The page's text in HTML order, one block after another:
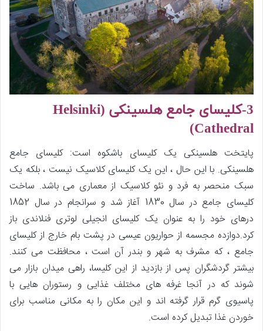
3-کلیسای جامع هلسینکی (
Helsinki
Cathedral
)
پایتخت هلسینکی یک کلیسای باشکوه است: کلیسای جامع
هلسینکی. با این حال ، این یک کلیسای کلاسیک نیست ، بلکه یک
سبک منحصر به فرد و نئو کلاسیک از معماری می باشد. ساخت
کلیسای جامع در سال 1830 آغاز شد و سرانجام در سال 1852
درهای خود را به عنوان یک کلیسای انجیلی لوتری فنلاندی باز
کرد.دوازده مجسمه از حواریون عیسی در پشت بام خارج از کلیسای
جامع ، که مشرف به شهر و بندر آن است ، محافظت می کنند.
بیشتر گردشگران پس از بازدید از این کلیسا، راهی میدان بازار می
شوند که در آنجا غرفه های مختلف غذایی و رستوران هایی با
پاسیوی گرم قرار گرفته اند و این مکان را به مکانی مناسب برای
خوردن غذا تبدیل کرده است.